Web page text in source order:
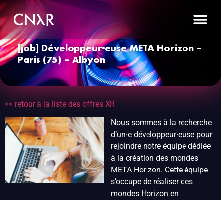
[job] Développeur·euse META Horizon –
Paris (75) – Albyon
<< retour à la liste des offres XR
Nous sommes à la recherche
d’un·e développeur·euse pour
rejoindre notre équipe dédiée
à la création des mondes
META Horizon. Cette équipe
s’occupe de réaliser des
mondes Horizon en